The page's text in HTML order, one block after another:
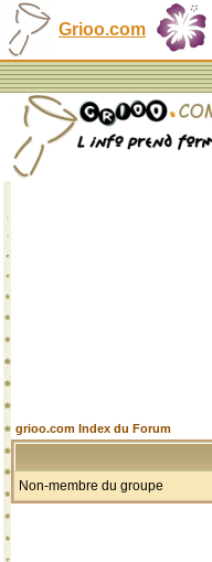
Grioo.com
grioo.com Index du Forum
Non-membre du groupe